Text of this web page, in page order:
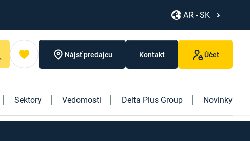
AR - SK
Nájsť predajcu Kontakt Účet
Sektory Vedomosti Delta Plus Group Novinky